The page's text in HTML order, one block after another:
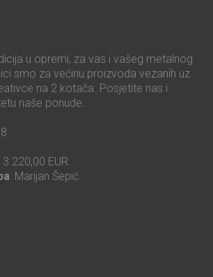
u opremi, za vas i vašeg metalnog
smo za većinu proizvoda vezanih uz
na 2 kotača. Posjetite nas i
naše ponude.
3.220,00 EUR
: Marijan Šepić